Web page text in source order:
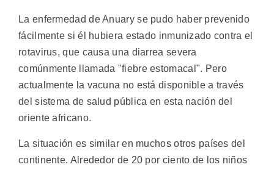
La enfermedad de Anuary se pudo haber prevenido
fácilmente si él hubiera estado inmunizado contra el
rotavirus, que causa una diarrea severa
comúnmente llamada "fiebre estomacal". Pero
actualmente la vacuna no está disponible a través
del sistema de salud pública en esta nación del
oriente africano.
La situación es similar en muchos otros países del
continente. Alrededor de 20 por ciento de los niños